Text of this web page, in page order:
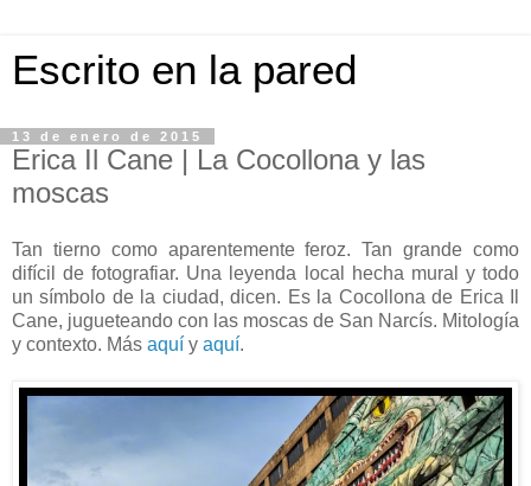
Escrito en la pared
13 de enero de 2015
Erica Il Cane | La Cocollona y las
moscas
Tan tierno como aparentemente feroz. Tan grande como
difícil de fotografiar. Una leyenda local hecha mural y todo
un símbolo de la ciudad, dicen. Es la Cocollona de Erica Il
Cane, jugueteando con las moscas de San Narcís. Mitología
y contexto. Más aquí y aquí.